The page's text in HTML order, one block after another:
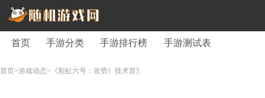
首页 手游分类 手游排行榜 手游测试表
首页>游戏动态> 《彩虹六号：攻势》技术首测即将正式上线